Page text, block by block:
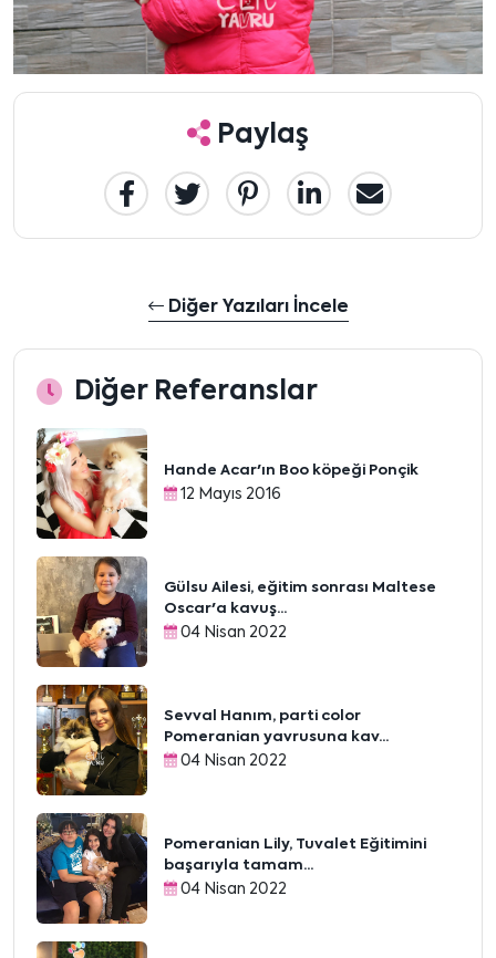
Paylaş
Diğer Yazıları İncele
Diğer Referanslar
Hande Acar'ın Boo köpeği Ponçik
12 Mayıs 2016
Gülsu Ailesi, eğitim sonrası Maltese
Oscar'a kavuş...
04 Nisan 2022
Sevval Hanım, parti color
Pomeranian yavrusuna kav...
04 Nisan 2022
Pomeranian Lily, Tuvalet Eğitimini
başarıyla tamam...
04 Nisan 2022